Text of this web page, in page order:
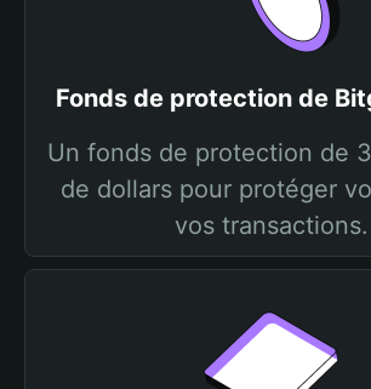
Fonds de protection de
Un fonds de protection de
de dollars pour protéger
vos transactions.